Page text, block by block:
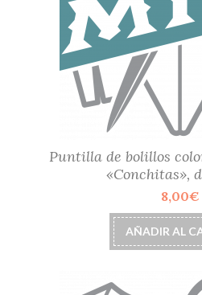
Puntilla de bolillos
«Conchitas»,
8,00€
AÑADIR AL